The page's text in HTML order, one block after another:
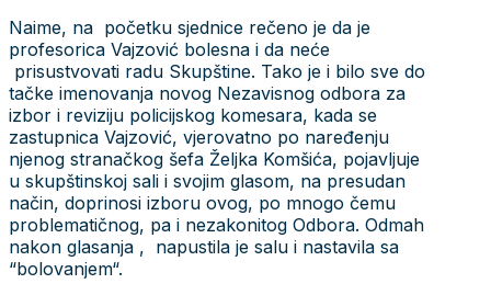
Naime, na početku sjednice rečeno je da je
profesorica Vajzović bolesna i da neće
prisustvovati radu Skupštine. Tako je i bilo sve do
tačke imenovanja novog Nezavisnog odbora za
izbor i reviziju policijskog komesara, kada se
zastupnica Vajzović, vjerovatno po naređenju
njenog stranačkog šefa Željka Komšića, pojavljuje
u skupštinskoj sali i svojim glasom, na presudan
način, doprinosi izboru ovog, po mnogo čemu
problematičnog, pa i nezakonitog Odbora. Odmah
nakon glasanja , napustila je salu i nastavila sa
“bolovanjem“.